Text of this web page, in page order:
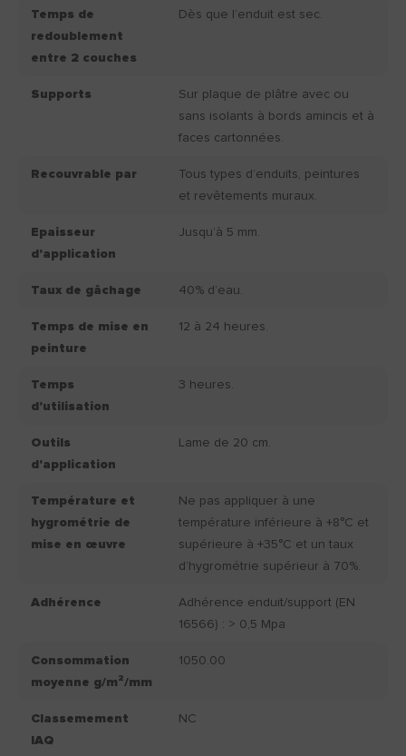
Temps de
redoublement
entre 2 couches
Dès que l’enduit est sec.
Supports
Sur plaque de plâtre avec ou
sans isolants à bords amincis et à
faces cartonnées.
Recouvrable par
Tous types d’enduits, peintures
et revêtements muraux.
Epaisseur
d'application
Jusqu’à 5 mm.
Taux de gâchage 40% d’eau.
Temps de mise en
peinture
12 à 24 heures.
Temps
d'utilisation
3 heures.
Outils
d'application
Lame de 20 cm.
Température et
hygrométrie de
mise en œuvre
Ne pas appliquer à une
température inférieure à +8°C et
supérieure à +35°C et un taux
d’hygrométrie supérieur à 70%.
Adhérence
Adhérence enduit/support (EN
16566) : > 0,5 Mpa
Consommation
moyenne g/m²/mm
1050.00
Classemement
IAQ
NC